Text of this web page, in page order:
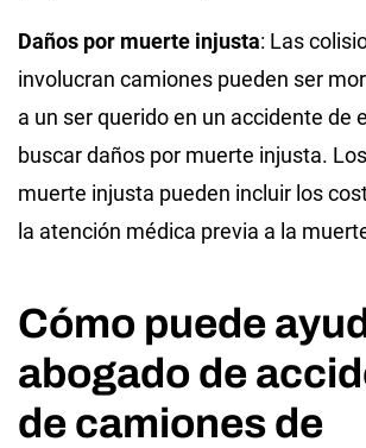
Daños por muerte injusta: Las
involucran camiones pueden ser
a un ser querido en un accidente de
buscar daños por muerte injusta.
muerte injusta pueden incluir los
la atención médica previa a la
Cómo puede
abogado de
de camiones de